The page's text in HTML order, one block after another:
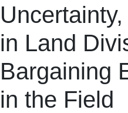
in Land
Bargaining
in the Field